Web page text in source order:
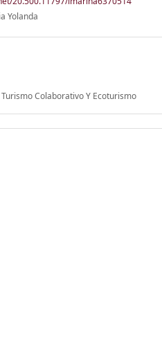
Yolanda
Colaborativo Y Ecoturismo